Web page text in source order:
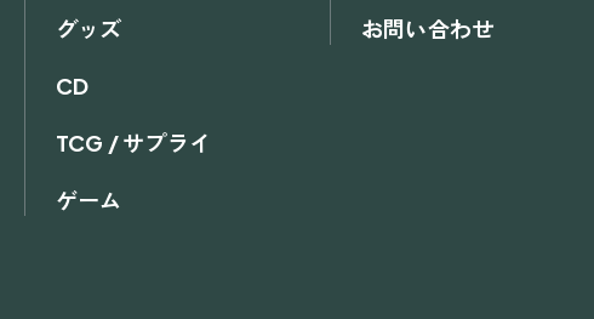
グッズ
CD
TCG / サプライ
ゲーム
お問い合わせ